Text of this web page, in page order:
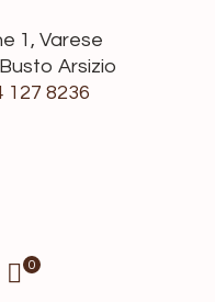
1, Varese
Arsizio
127 8236
0